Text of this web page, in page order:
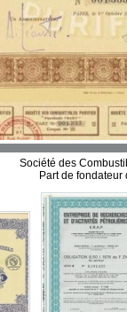
Société des
Part de fondateur